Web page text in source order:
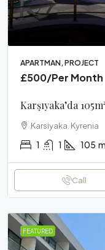
APARTMAN, PROJECT
£500/Per Month
Karşıyaka’da
Karsiyaka. Kyrenia
1 1 105
Call
FEATURED